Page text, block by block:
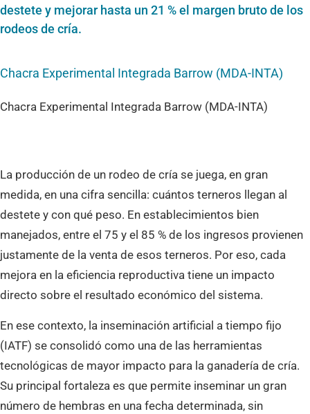
destete y mejorar hasta un 21 % el margen bruto de los
rodeos de cría.
Chacra Experimental Integrada Barrow (MDA-INTA)
La producción de un rodeo de cría se juega, en gran
medida, en una cifra sencilla: cuántos terneros llegan al
destete y con qué peso. En establecimientos bien
manejados, entre el 75 y el 85 % de los ingresos provienen
justamente de la venta de esos terneros. Por eso, cada
mejora en la eficiencia reproductiva tiene un impacto
directo sobre el resultado económico del sistema.
En ese contexto, la inseminación artificial a tiempo fijo
(IATF) se consolidó como una de las herramientas
tecnológicas de mayor impacto para la ganadería de cría.
Su principal fortaleza es que permite inseminar un gran
número de hembras en una fecha determinada, sin